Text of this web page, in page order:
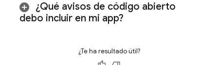
¿Qué avisos de código abierto
debo incluir en mi app?
¿Te ha resultado útil?